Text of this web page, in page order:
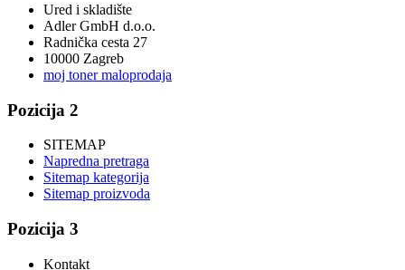
Ured i skladište
Adler GmbH d.o.o.
Radnička cesta 27
10000 Zagreb
moj toner maloprodaja
Pozicija 2
SITEMAP
Napredna pretraga
Sitemap kategorija
Sitemap proizvoda
Pozicija 3
Kontakt